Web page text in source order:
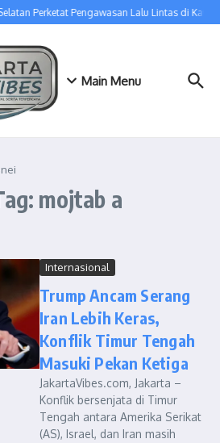
Perketat Pengawasan Lalu Lintas di
Main Menu
mojtab a
Internasional
Trump Ancam Serang
Iran Lebih Keras,
Konflik Timur Tengah
Masuki Pekan Ketiga
JakartaVibes.com, Jakarta –
Konflik bersenjata di Timur
Tengah antara Amerika Serikat
(AS), Israel, dan Iran masih